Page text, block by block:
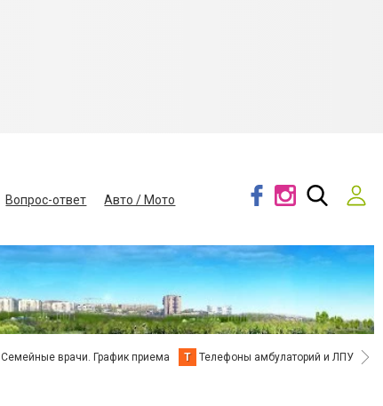
Вопрос-ответ
Авто / Мото
Семейные врачи. График приема Т Телефоны амбулаторий и ЛПУ В